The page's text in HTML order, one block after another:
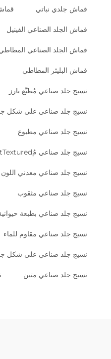
قماش جلدي نباتي
قماش الجلد الصناعي الفينيل
قماش الجلد الصناعي
قماش البليثر المطاطي
نسيج جلد صناعي مُطبَّع بارز
نسيج جلد صناعي على شكل
نسيج جلد صناعي مطبوع
نسيج جلد صناعي مُgetTextured
نسيج جلد صناعي معدني اللون
نسيج جلد صناعي مثقوب
نسيج جلد صناعي بطبعة
نسيج جلد صناعي مقاوم للماء
نسيج جلد صناعي على شكل
نسيج جلد صناعي متين